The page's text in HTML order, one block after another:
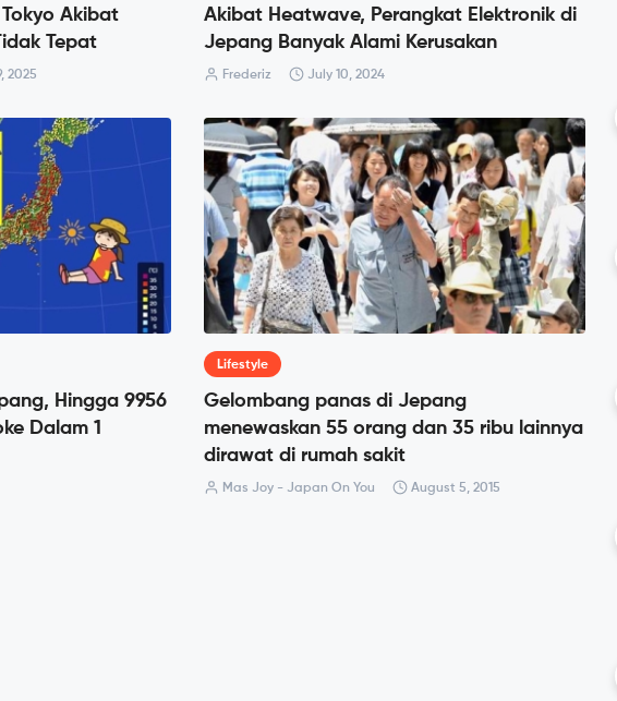
Akibat
Tepat
2025
Akibat Heatwave, Perangkat Elektronik di
Jepang Banyak Alami Kerusakan
Frederiz July 10, 2024
Hingga 9956
Dalam 1
Lifestyle
Gelombang panas di Jepang
menewaskan 55 orang dan 35 ribu lainnya
dirawat di rumah sakit
Mas Joy - Japan On You August 5, 2015